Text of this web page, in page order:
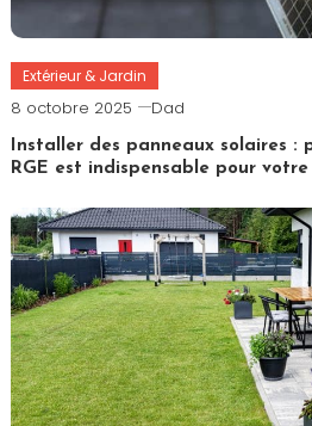
Extérieur & Jardin
8 octobre 2025 Dad
Installer des panneaux solaires
RGE est indispensable pour